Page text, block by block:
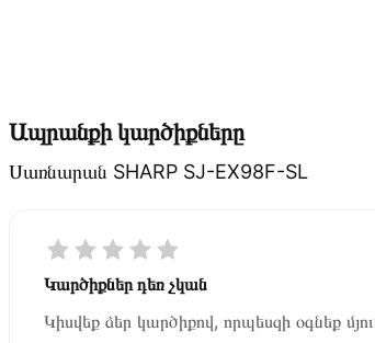
Ապրանքի կարծիքները
Սառնարան SHARP SJ-EX98F-SL
Կարծիքներ դեռ չկան
Կիսվեք ձեր կարծիքով, որպեսզի օգնեք